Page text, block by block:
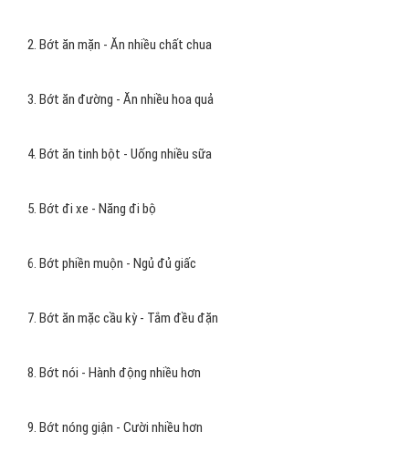
2. Bớt ăn mặn - Ăn nhiều chất chua
3. Bớt ăn đường - Ăn nhiều hoa quả
4. Bớt ăn tinh bột - Uống nhiều sữa
5. Bớt đi xe - Năng đi bộ
6. Bớt phiền muộn - Ngủ đủ giấc
7. Bớt ăn mặc cầu kỳ - Tắm đều đặn
8. Bớt nói - Hành động nhiều hơn
9. Bớt nóng giận - Cười nhiều hơn